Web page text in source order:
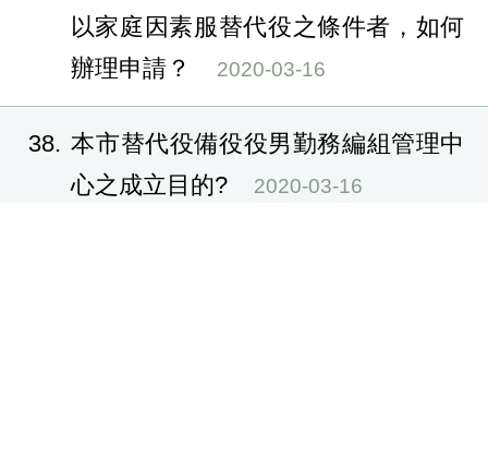
以家庭因素服替代役之條件者，如何
辦理申請？
2020-03-16
38 本市替代役備役役男勤務編組管理中
心之成立目的?
2020-03-16